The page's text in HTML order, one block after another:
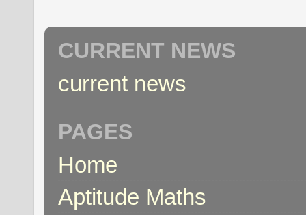
CURRENT NEWS
current news
PAGES
Home
Aptitude Maths